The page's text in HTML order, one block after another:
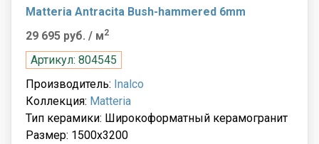
Matteria Antracita Bush-hammered 6mm
29 695 руб. / м2
Артикул: 804545
Производитель: Inalco
Коллекция: Matteria
Тип керамики: Широкоформатный керамогранит
Размер: 1500x3200